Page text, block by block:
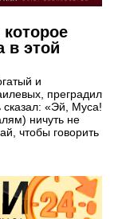
в этой
и
преградил
сказал: «Эй, Муса!
ничуть не
чтобы говорить